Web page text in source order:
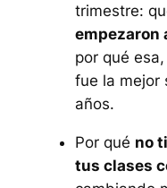
trimestre:
empezaron
por qué
fue la mejor
años.
Por qué no
tus clases